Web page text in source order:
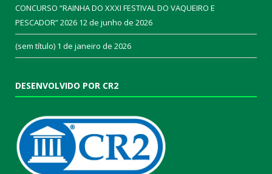
CONCURSO “RAINHA DO XXXI FESTIVAL DO VAQUEIRO E
PESCADOR” 2026 12 de junho de 2026
(sem título) 1 de janeiro de 2026
DESENVOLVIDO POR CR2